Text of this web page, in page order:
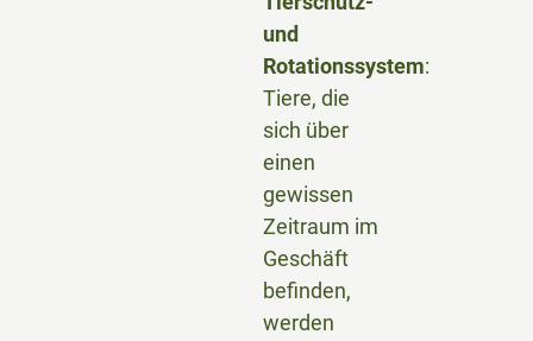
und
Rotationssystem:
Tiere, die
sich über
einen
gewissen
Zeitraum im
Geschäft
befinden,
werden